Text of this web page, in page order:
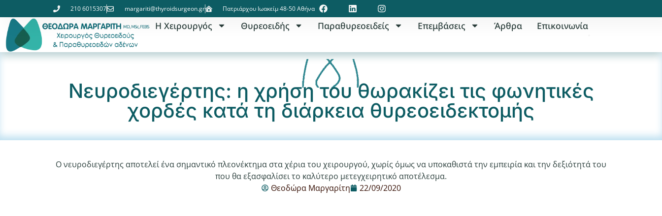
210 6015307 margariti@thyroidsurgeon.gr Πατριάρχου Ιωακείμ 48-50 Αθήνα
Η Χειρουργός Θυρεοειδής Παραθυρεοειδείς Επεμβάσεις Άρθρα Επικοινωνία
Νευροδιεγέρτης: η χρήση του θωρακίζει τις φωνητικές
χορδές κατά τη διάρκεια θυρεοειδεκτομής
Ο νευροδιεγέρτης αποτελεί ένα σημαντικό πλεονέκτημα στα χέρια του χειρουργού, χωρίς όμως να υποκαθιστά την εμπειρία και την δεξιότητά του
που θα εξασφαλίσει το καλύτερο μετεγχειρητικό αποτέλεσμα.
Θεοδώρα Μαργαρίτη
22/09/2020